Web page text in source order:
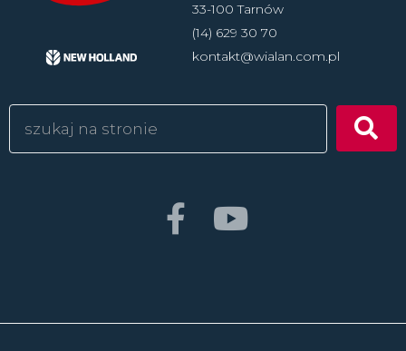
33-100 Tarnów
(14) 629 30 70
kontakt@wialan.com.pl